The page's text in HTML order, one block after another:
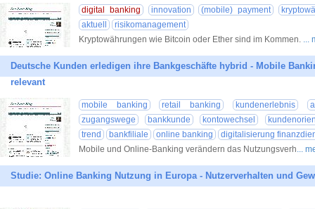
digital banking innovation (mobile) payment
aktuell
risikomanagement
Kryptowährungen wie Bitcoin oder Ether sind im Kommen. ...
Deutsche Kunden erledigen ihre Bankgeschäfte hybrid - Mobile
relevant
mobile banking retail banking kundenerlebnis
zugangswege
bankkunde kontowechsel
trend
bankfiliale online banking
digitalisierung
Mobile und Online-Banking verändern das Nutzungsverh...
Studie: Online Banking Nutzung in Europa - Nutzerverhalten und